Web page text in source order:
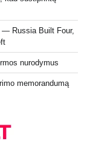
— Russia Built Four,
nurodymus
memorandumą